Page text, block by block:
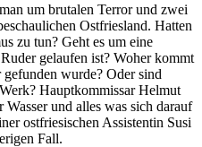
um brutalen Terror und zwei
Ostfriesland. Hatten
zu tun? Geht es um eine
gelaufen ist? Woher kommt
wurde? Oder sind
Hauptkommissar Helmut
und alles was sich darauf
ostfriesischen Assistentin Susi
Fall.